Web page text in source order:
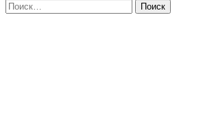
Найти: